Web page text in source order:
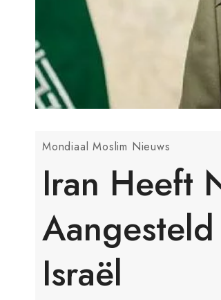
Mondiaal Moslim Nieuws
Iran Heeft
Israël